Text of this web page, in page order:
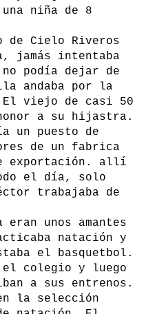
niña de 8
de Cielo Riveros
jamás intentaba
podía dejar de
andaba por la
El viejo de casi 50
a su hijastra.
un puesto de
de un fabrica
exportación. allí
el día, solo
trabajaba de
unos amantes
natación y
el basquetbol.
el colegio y luego
a sus entrenos.
la selección